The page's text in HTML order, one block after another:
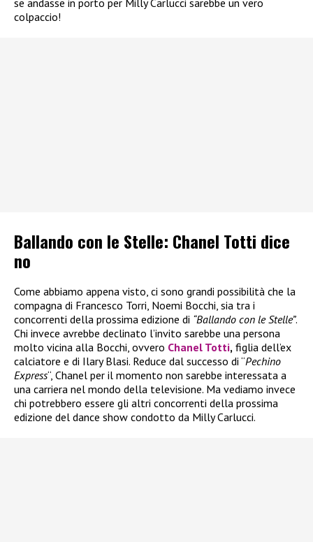
se andasse in porto per Milly Carlucci sarebbe un vero
colpaccio!
Ballando con le Stelle: Chanel Totti dice
no
Come abbiamo appena visto, ci sono grandi possibilità che la
compagna di Francesco Torri, Noemi Bocchi, sia tra i
concorrenti della prossima edizione di “Ballando con le Stelle”.
Chi invece avrebbe declinato l’invito sarebbe una persona
molto vicina alla Bocchi, ovvero Chanel Totti, figlia dell’ex
calciatore e di Ilary Blasi. Reduce dal successo di “Pechino
Express“, Chanel per il momento non sarebbe interessata a
una carriera nel mondo della televisione. Ma vediamo invece
chi potrebbero essere gli altri concorrenti della prossima
edizione del dance show condotto da Milly Carlucci.